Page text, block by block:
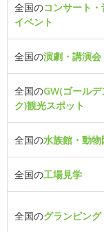
全国のコンサート
イベント
全国の演劇・講演会
全国のGW(ゴール
ク)観光スポット
全国の水族館・動物
全国の工場見学
全国のグランピング